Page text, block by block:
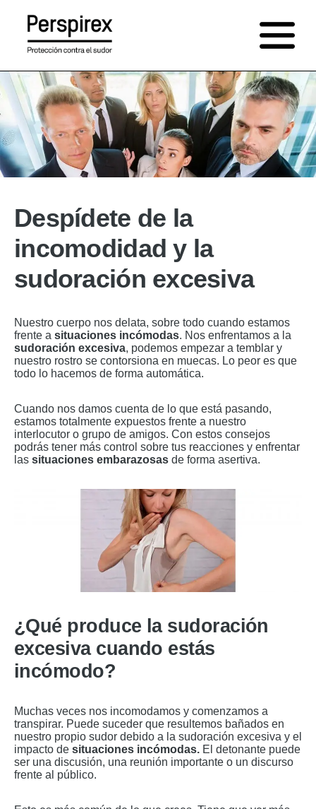
contenido
Despídete de la
incomodidad y la
sudoración excesiva
Nuestro cuerpo nos delata, sobre todo cuando estamos
frente a situaciones incómodas. Nos enfrentamos a la
sudoración excesiva, podemos empezar a temblar y
nuestro rostro se contorsiona en muecas. Lo peor es que
todo lo hacemos de forma automática.
Cuando nos damos cuenta de lo que está pasando,
estamos totalmente expuestos frente a nuestro
interlocutor o grupo de amigos. Con estos consejos
podrás tener más control sobre tus reacciones y enfrentar
las situaciones embarazosas de forma asertiva.
¿Qué produce la sudoración
excesiva cuando estás
incómodo?
Muchas veces nos incomodamos y comenzamos a
transpirar. Puede suceder que resultemos bañados en
nuestro propio sudor debido a la sudoración excesiva y el
impacto de situaciones incómodas. El detonante puede
ser una discusión, una reunión importante o un discurso
frente al público.